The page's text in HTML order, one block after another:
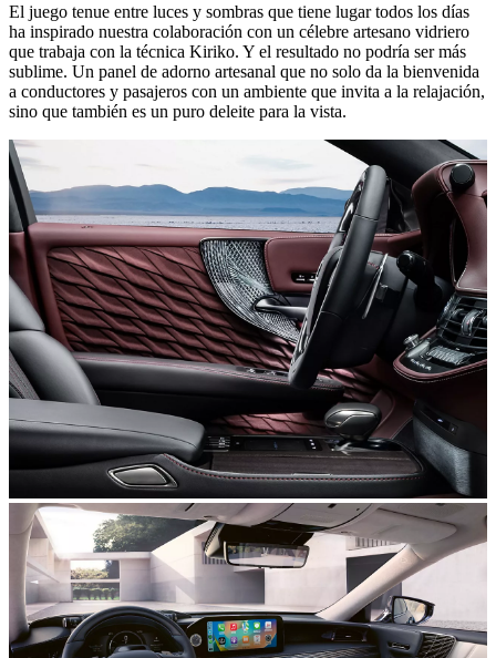
El juego tenue entre luces y sombras que tiene lugar todos los días
ha inspirado nuestra colaboración con un célebre artesano vidriero
que trabaja con la técnica Kiriko. Y el resultado no podría ser más
sublime. Un panel de adorno artesanal que no solo da la bienvenida
a conductores y pasajeros con un ambiente que invita a la relajación,
sino que también es un puro deleite para la vista.